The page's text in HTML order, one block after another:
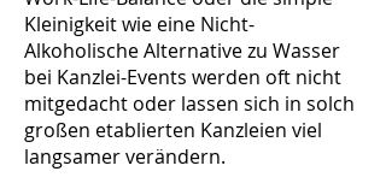
Kleinigkeit wie eine Nicht-
Alkoholische Alternative zu Wasser
bei Kanzlei-Events werden oft nicht
mitgedacht oder lassen sich in solch
großen etablierten Kanzleien viel
langsamer verändern.